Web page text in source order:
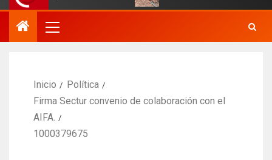
Inicio
Política
Firma Sectur convenio de colaboración con el
AIFA.
1000379675